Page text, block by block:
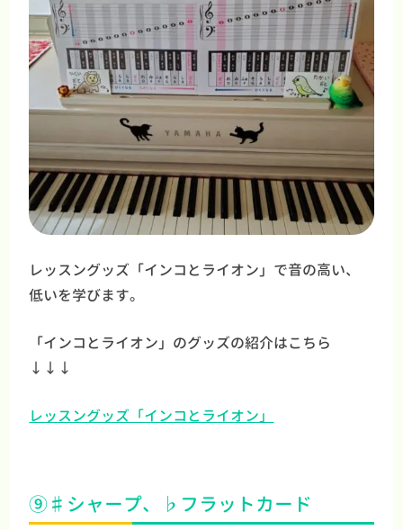
レッスングッズ「インコとライオン」で音の高い、
低いを学びます。
「インコとライオン」のグッズの紹介はこちら
↓↓↓
レッスングッズ「インコとライオン」
⑨♯シャープ、♭フラットカード